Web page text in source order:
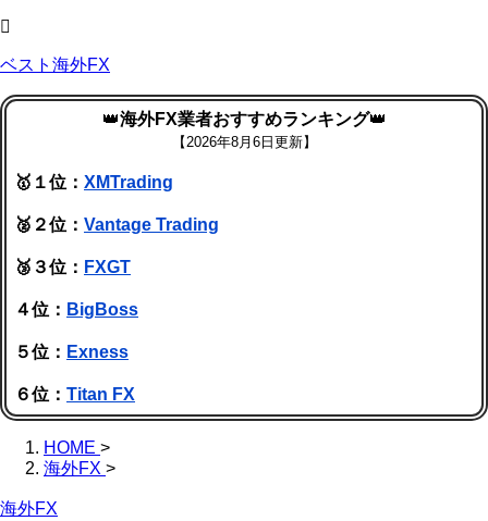
ベスト海外FX
👑海外FX業者おすすめランキング👑
【2026年8月6日更新】
🥇１位： XMTrading
🥈２位： Vantage Trading
🥉３位： FXGT
４位： BigBoss
５位： Exness
６位： Titan FX
HOME >
海外FX >
海外FX